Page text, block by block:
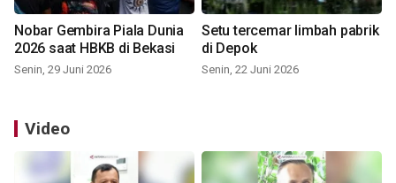
Nobar Gembira Piala Dunia
2026 saat HBKB di Bekasi
Senin, 29 Juni 2026
Setu tercemar limbah pabrik
di Depok
Senin, 22 Juni 2026
Video